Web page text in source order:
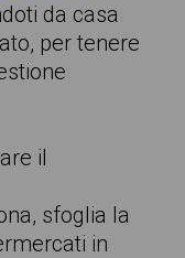
da casa
per tenere
il
sfoglia la
in